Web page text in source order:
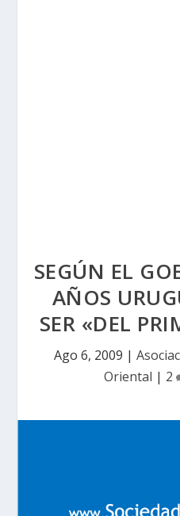
SEGÚN EL
AÑOS
SER «DEL
Ago 6, 2009 |
Oriental | 2